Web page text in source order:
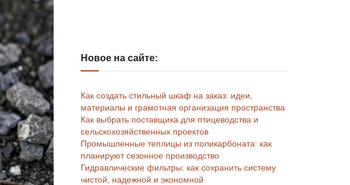
Новое на сайте:
Как создать стильный шкаф на заказ: идеи,
материалы и грамотная организация пространства
Как выбрать поставщика для птицеводства и
сельскохозяйственных проектов
Промышленные теплицы из поликарбоната: как
планируют сезонное производство
Гидравлические фильтры: как сохранить систему
чистой, надежной и экономной